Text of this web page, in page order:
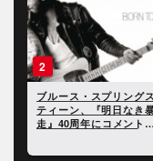
2
ブルース・スプリングス
ティーン、『明日なき暴
走』40周年にコメントを